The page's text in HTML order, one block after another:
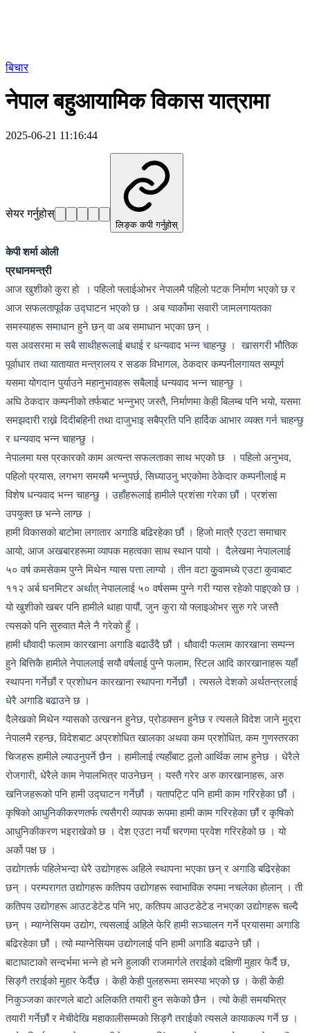
बिचार
नेपाल बहुआयामिक विकास यात्रामा
2025-06-21 11:16:44
सेयर गर्नुहोस्
लिङ्क कपी गर्नुहोस्
केपी शर्मा ओली
प्रधानमन्त्री
आज खुशीको कुरा हो । पहिलो फ्लाईओभर नेपालमै पहिलो पटक निर्माण भएको छ र
आज सफलतापूर्वक उद्घाटन भएको छ । अब ग्वार्कोमा सवारी जामलगायतका
समस्याहरू समाधान हुने छन् वा अब समाधान भएका छन् ।
यस अवसरमा म सबै साथीहरूलाई बधाई र धन्यवाद भन्न चाहन्छु । खासगरी भौतिक
पूर्वाधार तथा यातायात मन्त्रालय र सडक विभागल, ठेकदार कम्पनीलगायत सम्पूर्ण
यसमा योगदान पुर्याउने महानुभावहरू सबैलाई धन्यवाद भन्न चाहन्छु ।
अघि ठेकदार कम्पनीको तर्फबाट भन्नुभए जस्तै, निर्माणमा केही बिलम्ब पनि भयो, यसमा
समझदारी राख्ने दिदीबहिनी तथा दाजुभाइ सबैप्रति पनि हार्दिक आभार व्यक्त गर्न चाहन्छु
र धन्यवाद भन्न चाहन्छु ।
नेपालमा यस प्रकारको काम अत्यन्त सफलताका साथ भएको छ । पहिलो अनुभव,
पहिलो प्रयास, लगभग समयमै भन्नुपर्छ, सिध्याउनु भएकोमा ठेकेदार कम्पनीलाई म
विशेष धन्यवाद भन्न चाहन्छु । उहाँहरूलाई हामीले प्रशंसा गरेका छौं । प्रशंसा
उपयुक्त छ भन्ने लाग्छ ।
हामी विकासको बाटोमा लगातार अगाडि बढिरहेका छौं । हिजो मात्रै एउटा समाचार
आयो, आज अखबारहरूमा व्यापक महत्वका साथ स्थान पायो । दैलेखमा नेपाललाई
५० वर्ष कमसेकम पुग्ने मिथेन ग्यास पत्ता लाग्यो । तीन वटा कुुवामध्ये एउटा कुवाबाट
११२ अर्ब घनमिटर अर्थात् नेपाललाई ५० वर्षसम्म पुग्ने गरी ग्यास रहेको पाइएको छ ।
यो खुशीको खबर पनि हामीले थाहा पायौं, जुन कुरा यो फ्लाइओभर सुरु गरे जस्तै
त्यसको पनि सुरुवात मैले नै गरेको हुँ ।
हामी धौवादी फलाम कारखाना अगाडि बढाउँदै छौं । धौवादी फलाम कारखाना सम्पन्न
हुने बित्तिकै हामीले नेपाललाई सयौ वर्षलाई पुग्ने फलाम, स्टिल आदि कारखानाहरू यहाँ
स्थापना गर्नेछौं र प्रशोधन कारखाना स्थापना गर्नेछौं । त्यसले देशको अर्थतन्त्रलाई
धेरै अगाडि बढाउने छ ।
दैलेखको मिथेन ग्यासको उत्खनन हुनेछ, प्रोडक्सन हुनेछ र त्यसले विदेश जाने मुद्रा
नेपालमै रहन्छ, विदेशबाट अप्रशोधित खालका अथवा कम प्रशोधित, कम गुणस्तरका
चिजहरू हामीले ल्याउनुपर्ने छैन । हामीलाई त्यहाँबाट ठूलो आर्थिक लाभ हुनेछ । धेरैले
रोजगारी, धेरैले काम नेपालभित्र पाउनेछन् । यस्तै गरेर अरु कारखानाहरू, अरु
खनिजहरूको पनि हामी उद्घाटन गर्नेछौं । यतापट्टि पनि हामी काम गरिरहेका छौं ।
कृषिको आधुनिकीकरणतर्फ त्यसैगरी व्यापक रूपमा हामी काम गरिरहेका छौं र कृषिको
आधुनिकीकरण भइराखेको छ । देश एउटा नयाँ चरणमा प्रवेश गरिरहेको छ । यो
अर्को पक्ष छ ।
उद्योगतर्फ पहिलेभन्दा धेरै उद्योगहरू अहिले स्थापना भएका छन् र अगाडि बढिरहेका
छन् । परम्परागत उद्योगहरू कतिपय उद्योगहरू स्वाभाविक रुपमा नचलेका होलान् । ती
कतिपय उद्योगहरू आउटडेटेड पनि भए, कतिपय आउटडेटेड नभएका उद्योगहरू चल्दै
छन् । म्याग्नेसियम उद्योग, त्यसलाई अहिले फेरि हामी सञ्चालन गर्ने प्रयासमा अगाडि
बढिरहेका छौं । त्यो म्याग्नेसियम उद्योगलाई पनि हामी अगाडि बढाउने छौं ।
बाटाघाटाको सन्दर्भमा भन्ने हो भने हुलाकी राजमार्गले तराईको दक्षिणी मुहार फेर्दै छ,
सिङ्गै तराईको मुहार फेर्दैछ । केही केही पुलहरूमा समस्या भएको छ । केही केही
निकुञ्जका कारणले बाटो अलिकति तयारी हुन सकेको छैन । त्यो केही समयभित्र
तयारी गर्नेछौं र मेचीदेखि महाकालीसम्मको सिङ्गै तराईको त्यसले कायाकल्प गर्ने छ ।